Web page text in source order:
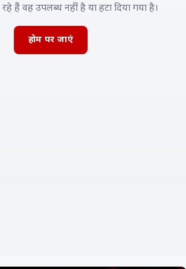
हैं वह उपलब्ध नहीं है या हटा दिया गया है।
होम पर जाएं